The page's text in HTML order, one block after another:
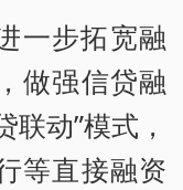
一步拓宽融
做强信贷融
动”模式，
等直接融资